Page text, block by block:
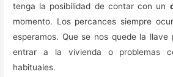
tenga la posibilidad de contar con un
momento. Los percances siempre
esperamos. Que se nos quede la
entrar a la vivienda o problemas
habituales.